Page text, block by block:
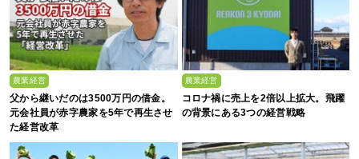
農業経営
父から継いだのは3500万円の借金。
元会社員が赤字農家を5年で再生させ
た経営改革
農業経営
コロナ禍に売上を2倍以上拡大。飛躍
の背景にある3つの経営戦略